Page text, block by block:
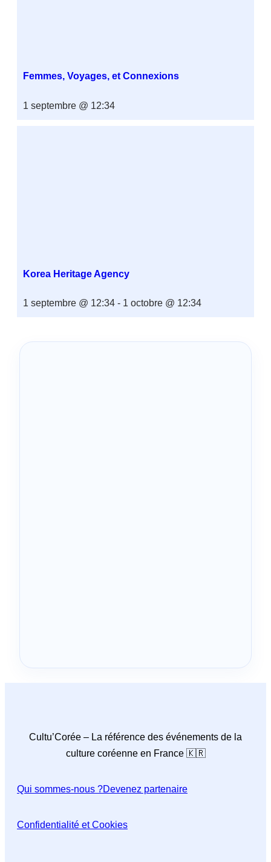
Femmes, Voyages, et Connexions
1 septembre @ 12:34
Korea Heritage Agency
1 septembre @ 12:34 - 1 octobre @ 12:34
Cultu’Corée – La référence des événements de la
culture coréenne en France 🇰🇷
Qui sommes-nous ?Devenez partenaire
Confidentialité et Cookies